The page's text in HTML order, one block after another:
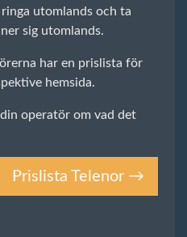
utomlands och ta
sig utomlands.
har en prislista för
hemsida.
operatör om vad det
Prislista Telenor →